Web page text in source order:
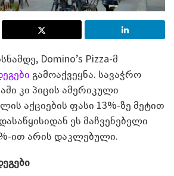
Domino’s Pizza-მ
გამოაქვეყნა. სავაჭრო
კი პიცის ამერიკული
აქციების ფასი 13%-ზე მეტით
ეს მაჩვენებელი
ით არის დაკლებული.